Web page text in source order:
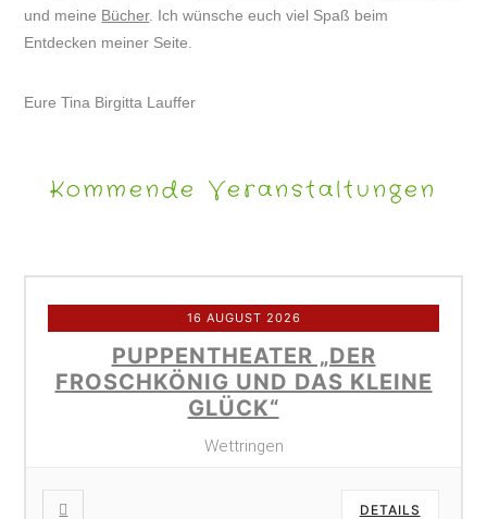
und meine Bücher. Ich wünsche euch viel Spaß beim
Entdecken meiner Seite.
Eure Tina Birgitta Lauffer
Kommende Veranstaltungen
16 AUGUST 2026
PUPPENTHEATER „DER
FROSCHKÖNIG UND DAS KLEINE
GLÜCK“
Wettringen
DETAILS